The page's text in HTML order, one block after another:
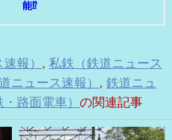
能⁉
報） , 私鉄（鉄道ニュース
ニュース速報） , 鉄道ニュ
路面電車） の関連記事